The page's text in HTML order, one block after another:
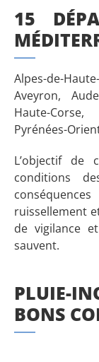
15
Alpes-de-
Aveyron,
Haute-
Pyrénées-
L’objectif de
conditions
ruissellement
de vigilance
sauvent.
PLUIE-
BONS